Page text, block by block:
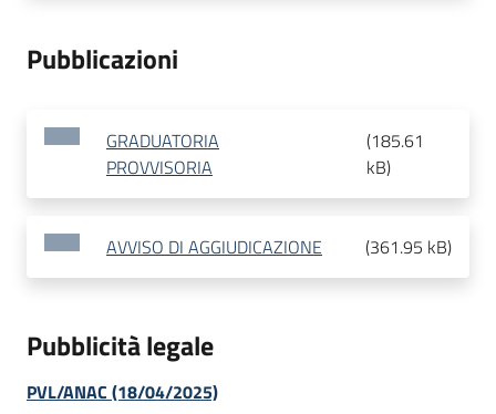
Pubblicazioni
GRADUATORIA
PROVVISORIA
(185.61
kB)
AVVISO DI AGGIUDICAZIONE (361.95 kB)
Pubblicità legale
PVL/ANAC (18/04/2025)